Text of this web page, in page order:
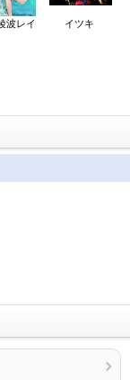
波レイ イツキ